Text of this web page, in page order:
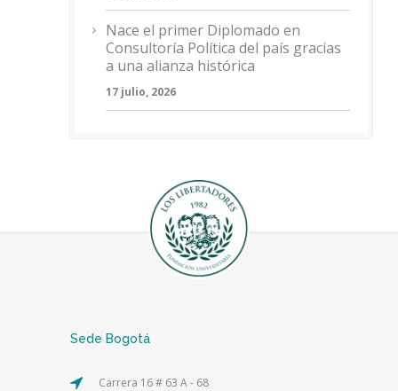
Nace el primer Diplomado en
Consultoría Política del país gracias
a una alianza histórica
17 julio, 2026
Sede Bogotá
Carrera 16 # 63 A - 68